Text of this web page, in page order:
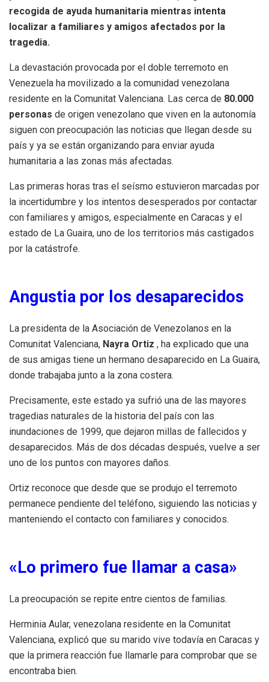
recogida de ayuda humanitaria mientras intenta
localizar a familiares y amigos afectados por la
tragedia.
La devastación provocada por el doble terremoto en
Venezuela ha movilizado a la comunidad venezolana
residente en la Comunitat Valenciana. Las cerca de 80.000
personas de origen venezolano que viven en la autonomía
siguen con preocupación las noticias que llegan desde su
país y ya se están organizando para enviar ayuda
humanitaria a las zonas más afectadas.
Las primeras horas tras el seísmo estuvieron marcadas por
la incertidumbre y los intentos desesperados por contactar
con familiares y amigos, especialmente en Caracas y el
estado de La Guaira, uno de los territorios más castigados
por la catástrofe.
Angustia por los desaparecidos
La presidenta de la Asociación de Venezolanos en la
Comunitat Valenciana, Nayra Ortiz , ha explicado que una
de sus amigas tiene un hermano desaparecido en La Guaira,
donde trabajaba junto a la zona costera.
Precisamente, este estado ya sufrió una de las mayores
tragedias naturales de la historia del país con las
inundaciones de 1999, que dejaron millas de fallecidos y
desaparecidos. Más de dos décadas después, vuelve a ser
uno de los puntos con mayores daños.
Ortiz reconoce que desde que se produjo el terremoto
permanece pendiente del teléfono, siguiendo las noticias y
manteniendo el contacto con familiares y conocidos.
«Lo primero fue llamar a casa»
La preocupación se repite entre cientos de familias.
Herminia Aular, venezolana residente en la Comunitat
Valenciana, explicó que su marido vive todavía en Caracas y
que la primera reacción fue llamarle para comprobar que se
encontraba bien.